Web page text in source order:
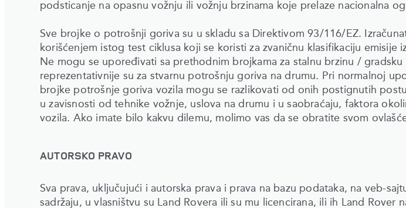
podsticanje na opasnu vožnju ili vožnju brzinama koje prelaze nacionalna
Sve brojke o potrošnji goriva su u skladu sa Direktivom 93/116/EZ.
korišćenjem istog test ciklusa koji se koristi za zvaničnu klasifikaciju emisije
Ne mogu se upoređivati sa prethodnim brojkama za stalnu brzinu / gradsku
reprezentativnije su za stvarnu potrošnju goriva na drumu. Pri normalnoj
brojke potrošnje goriva vozila mogu se razlikovati od onih postignutih
u zavisnosti od tehnike vožnje, uslova na drumu i ​​u saobraćaju, faktora
vozila. Ako imate bilo kakvu dilemu, molimo vas da se obratite svom
AUTORSKO PRAVO
Sva prava, uključujući i autorska prava i prava na bazu podataka, na veb-
sadržaju, u vlasništvu su Land Rovera ili su mu licencirana, ili ih Land Rover